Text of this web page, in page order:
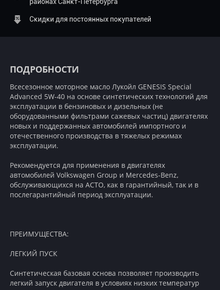
Скидки для постоянных покупателей
ПОДРОБНОСТИ
Всесезонное моторное масло Лукойл GENESIS Special
Advanced 5W-40 на основе синтетических технологий для
эксплуатации в бензиновых и дизельных (не
оборудованными фильтрами сажевых частиц) двигателях
новых и поддержанных автомобилей импортного и
отечественного производства в тяжелых режимах
эксплуатации.
Рекомендуется для применения в двигателях
автомобилей Volkswagen Group и Mercedes-Benz,
обслуживающихся на АСТО, как в гарантийный, так и в
послегарантийный период эксплуатации.
ПРЕИМУЩЕСТВА:
ЛЕГКИЙ ПУСК
Синтетическая базовая основа позволяет производить
легкий запуск двигателя в условиях низких температур